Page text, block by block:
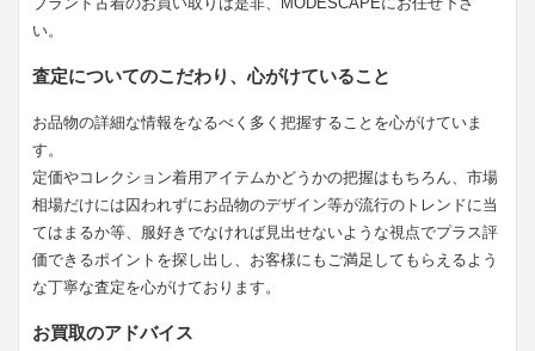
い。
査定についてのこだわり、心がけていること
お品物の詳細な情報をなるべく多く把握することを心がけていま
す。
定価やコレクション着用アイテムかどうかの把握はもちろん、市場
相場だけには囚われずにお品物のデザイン等が流行のトレンドに当
てはまるか等、服好きでなければ見出せないような視点でプラス評
価できるポイントを探し出し、お客様にもご満足してもらえるよう
な丁寧な査定を心がけております。
お買取のアドバイス